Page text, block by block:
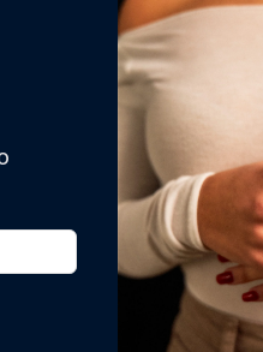
e momenti speciali.
spedito in una
IL